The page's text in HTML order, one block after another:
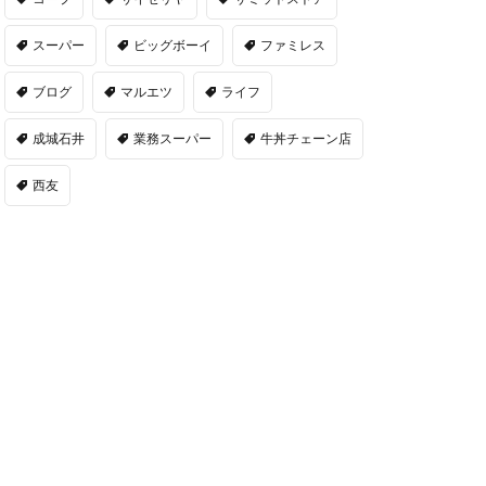
スーパー ビッグボーイ ファミレス
ブログ マルエツ ライフ
成城石井 業務スーパー 牛丼チェーン店
西友